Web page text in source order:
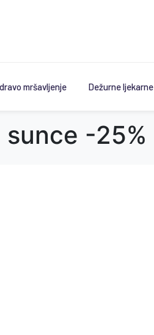
mršavljenje Dežurne ljekarne
sunce -25%